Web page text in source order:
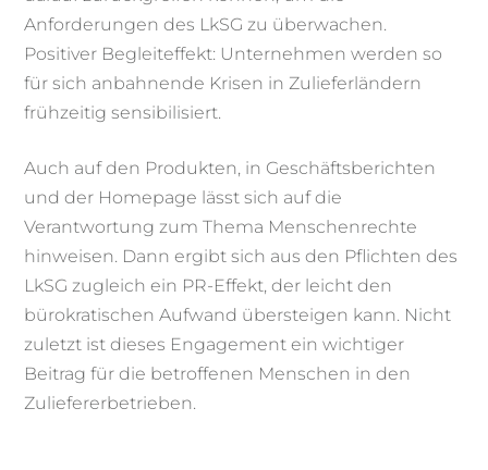
Anforderungen des LkSG zu überwachen.
Positiver Begleiteffekt: Unternehmen werden so
für sich anbahnende Krisen in Zulieferländern
frühzeitig sensibilisiert.
Auch auf den Produkten, in Geschäftsberichten
und der Homepage lässt sich auf die
Verantwortung zum Thema Menschenrechte
hinweisen. Dann ergibt sich aus den Pflichten des
LkSG zugleich ein PR-Effekt, der leicht den
bürokratischen Aufwand übersteigen kann. Nicht
zuletzt ist dieses Engagement ein wichtiger
Beitrag für die betroffenen Menschen in den
Zuliefererbetrieben.